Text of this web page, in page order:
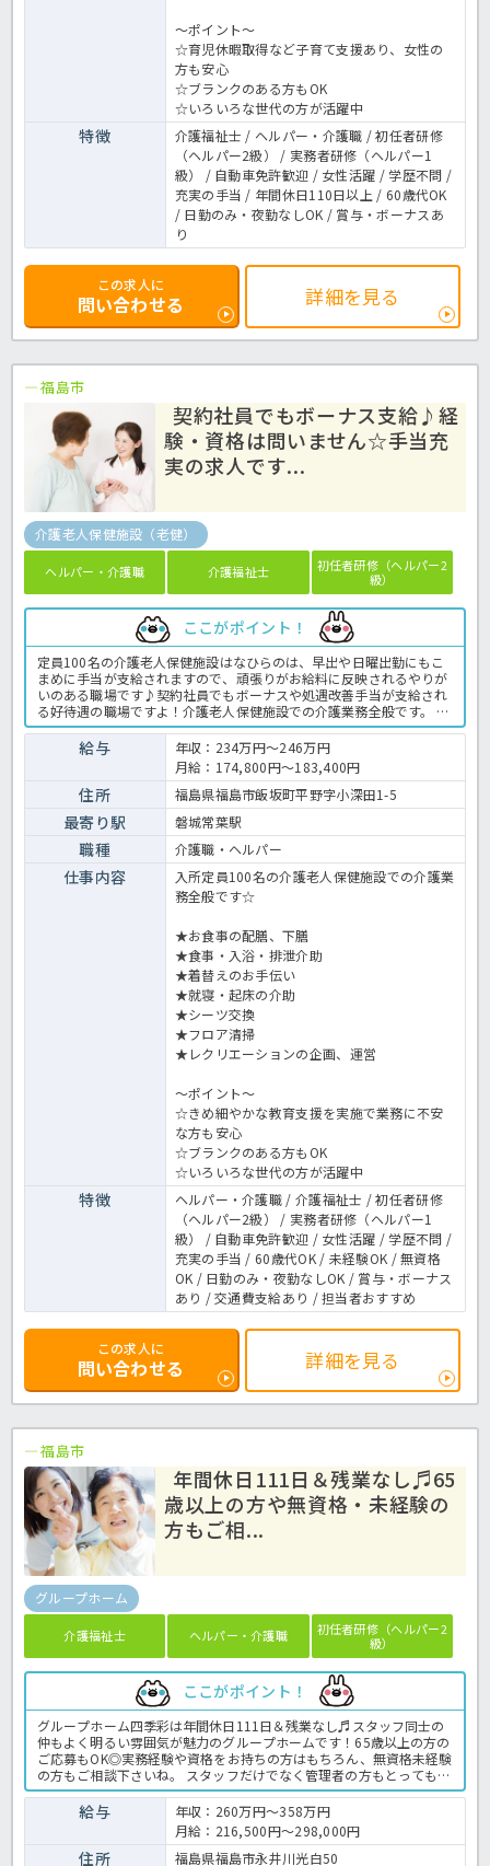
～ポイント～
☆育児休暇取得など子育て支援あり、女性の
方も安心
☆ブランクのある方もOK
☆いろいろな世代の方が活躍中
特徴
介護福祉士 / ヘルパー・介護職 / 初任者研修
（ヘルパー2級） / 実務者研修（ヘルパー1
級） / 自動車免許歓迎 / 女性活躍 / 学歴不問 /
充実の手当 / 年間休日110日以上 / 60歳代OK
/ 日勤のみ・夜勤なしOK / 賞与・ボーナスあ
り
この求人に
問い合わせる 詳細を見る
福島市
契約社員でもボーナス支給♪経
験・資格は問いません☆手当充
実の求人です...
介護老人保健施設（老健）
ヘルパー・介護職 介護福祉士
初任者研修（ヘルパー2
級）
ここがポイント！
定員100名の介護老人保健施設はなひらのは、早出や日曜出勤にもこ
まめに手当が支給されますので、頑張りがお給料に反映されるやりが
いのある職場です♪契約社員でもボーナスや処遇改善手当が支給され
る好待遇の職場ですよ！介護老人保健施設での介護業務全般です。 ＜
介護職 契約職員 介護老人保健施設の求人＞
給与
年収：234万円～246万円
月給：174,800円～183,400円
住所 福島県福島市飯坂町平野字小深田1-5
最寄り駅 磐城常葉駅
職種 介護職・ヘルパー
仕事内容
入所定員100名の介護老人保健施設での介護業
務全般です☆
★お食事の配膳、下膳
★食事・入浴・排泄介助
★着替えのお手伝い
★就寝・起床の介助
★シーツ交換
★フロア清掃
★レクリエーションの企画、運営
～ポイント～
☆きめ細やかな教育支援を実施で業務に不安
な方も安心
☆ブランクのある方もOK
☆いろいろな世代の方が活躍中
特徴
ヘルパー・介護職 / 介護福祉士 / 初任者研修
（ヘルパー2級） / 実務者研修（ヘルパー1
級） / 自動車免許歓迎 / 女性活躍 / 学歴不問 /
充実の手当 / 60歳代OK / 未経験OK / 無資格
OK / 日勤のみ・夜勤なしOK / 賞与・ボーナス
あり / 交通費支給あり / 担当者おすすめ
この求人に
問い合わせる 詳細を見る
福島市
年間休日111日＆残業なし♬65
歳以上の方や無資格・未経験の
方もご相...
グループホーム
介護福祉士 ヘルパー・介護職
初任者研修（ヘルパー2
級）
ここがポイント！
グループホーム四季彩は年間休日111日＆残業なし♬スタッフ同士の
仲もよく明るい雰囲気が魅力のグループホームです！65歳以上の方の
ご応募もOK◎実務経験や資格をお持ちの方はもちろん、無資格未経験
の方もご相談下さいね。 スタッフだけでなく管理者の方もとっても明
るく元気！すぐに馴染んでいただけるようなアットホームな施設で、
楽しみながらお仕事しませんか？グループホームでの介護業務全般で
す。 ＜介護職 正職員 グループホームの求人＞
給与
年収：260万円～358万円
月給：216,500円～298,000円
住所 福島県福島市永井川光白50